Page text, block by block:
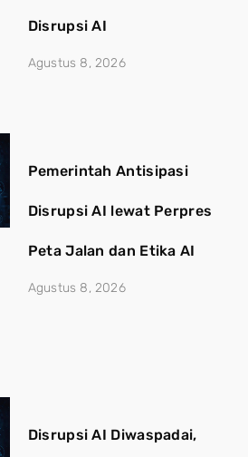
Disrupsi AI
Agustus 8, 2026
Pemerintah Antisipasi
Disrupsi AI lewat Perpres
Peta Jalan dan Etika AI
Agustus 8, 2026
Disrupsi AI Diwaspadai,